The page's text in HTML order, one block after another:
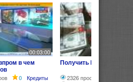
00:03:00
в чем
0 Кредиты
Получить Кредит без
2326 просмотров